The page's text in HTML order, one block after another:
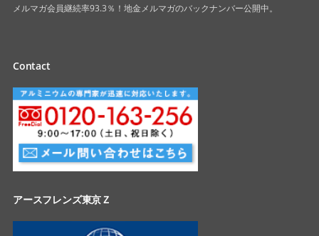
メルマガ会員継続率93.3％！地金メルマガのバックナンバー公開中。
Contact
アースフレンズ東京Ｚ